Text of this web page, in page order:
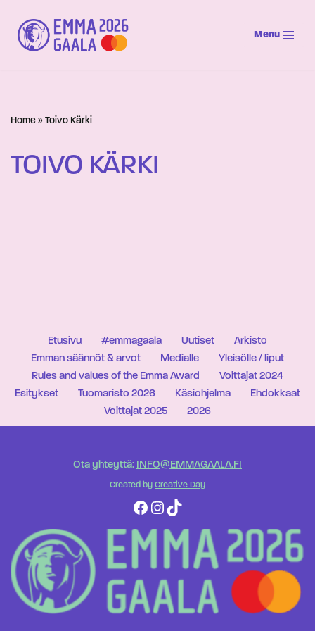
Siirry
suoraan
Menu
Home » Toivo Kärki
TOIVO KÄRKI
Etusivu #emmagaala Uutiset
Arkisto
Emman säännöt & arvot
Medialle
Yleisölle / liput
Rules and values of the Emma Award
Voittajat 2024
Esitykset
Tuomaristo 2026 Käsiohjelma
Ehdokkaat
Voittajat 2025
2026
Ota yhteyttä: INFO@EMMAGAALA.FI
Created by Creative Day